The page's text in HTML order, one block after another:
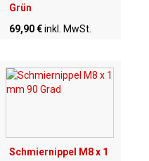
Grün
69,90 €inkl. MwSt.
Schmiernippel M8 x 1